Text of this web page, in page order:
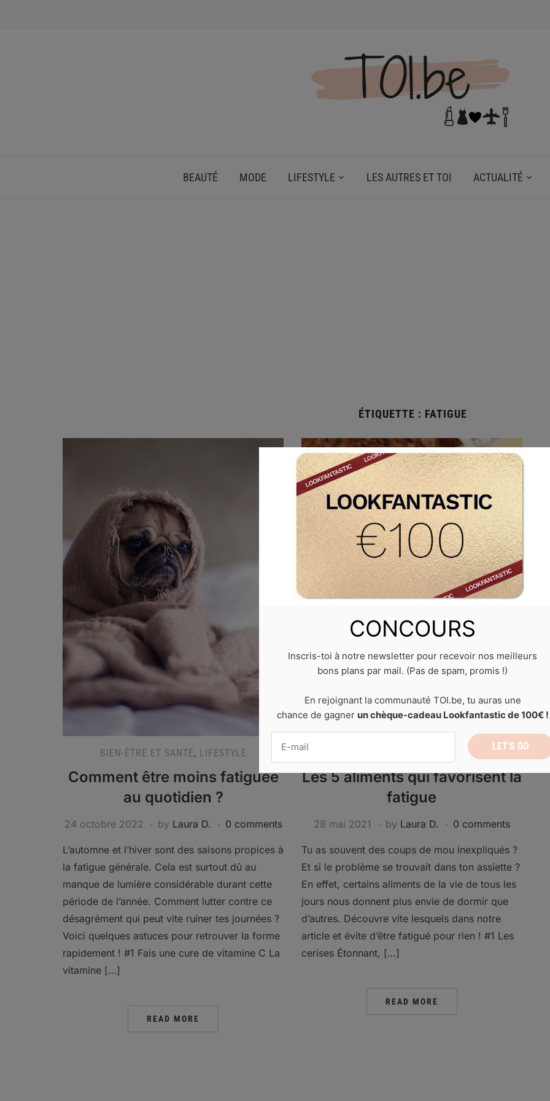
BEAUTÉ MODE LIFESTYLE LES AUTRES ET TOI ACTUALITÉ
ÉTIQUETTE : FATIGUE
BIEN-ÊTRE ET SANTÉ, LIFESTYLE
Comment être moins fatiguée
au quotidien ?
24 octobre 2022 by Laura D. 0 comments
L’automne et l’hiver sont des saisons propices à
la fatigue générale. Cela est surtout dû au
manque de lumière considérable durant cette
période de l’année. Comment lutter contre ce
désagrément qui peut vite ruiner tes journées ?
Voici quelques astuces pour retrouver la forme
rapidement ! #1 Fais une cure de vitamine C La
vitamine […]
READ MORE
LIFESTYLE
Les 5 aliments qui favorisent la
fatigue
28 mai 2021 by Laura D. 0 comments
Tu as souvent des coups de mou inexpliqués ?
Et si le problème se trouvait dans ton assiette ?
En effet, certains aliments de la vie de tous les
jours nous donnent plus envie de dormir que
d’autres. Découvre vite lesquels dans notre
article et évite d’être fatigué pour rien ! #1 Les
cerises Étonnant, […]
READ MORE
CONCOURS
Inscris-toi à notre newsletter pour recevoir nos meilleurs
bons plans par mail. (Pas de spam, promis !)
En rejoignant la communauté TOI.be, tu auras une
chance de gagner un chèque-cadeau Lookfantastic de 100€ !